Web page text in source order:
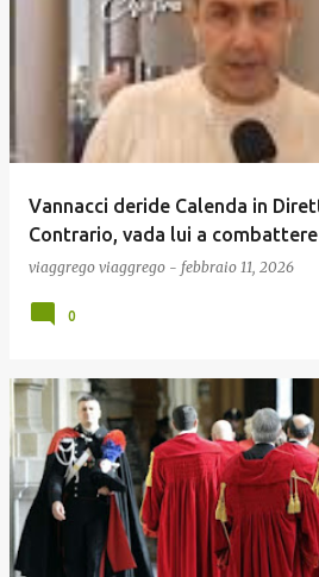
Vannacci deride Calenda in
Contrario, vada lui a combattere
viaggrego viaggrego - febbraio 11, 2026
0